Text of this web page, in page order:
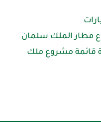
مطار الملك سلمان
قائمة مشروع ملك